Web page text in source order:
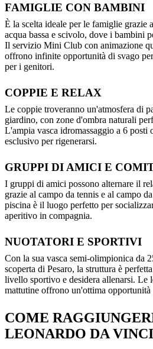
FAMIGLIE CON BAMBINI
È la scelta ideale per le famiglie grazie
acqua bassa e scivolo, dove i bambini
Il servizio Mini Club con animazione
offrono infinite opportunità di svago
per i genitori.
COPPIE E RELAX
Le coppie troveranno un'atmosfera di
giardino, con zone d'ombra naturali
L'ampia vasca idromassaggio a 6
esclusivo per rigenerarsi.
GRUPPI DI AMICI E
I gruppi di amici possono alternare il
grazie al campo da tennis e al campo
piscina è il luogo perfetto per
aperitivo in compagnia.
NUOTATORI E SPORTIVI
Con la sua vasca semi-olimpionica da
scoperta di Pesaro, la struttura è
livello sportivo e desidera allenarsi. Le
mattutine offrono un'ottima opportunità
COME
LEONARDO DA VINCI